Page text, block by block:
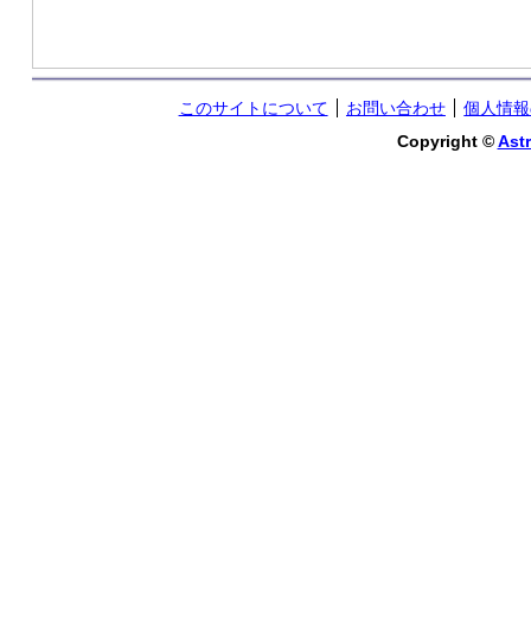
このサイトについて お問い合わせ
個人情
Copyright ©